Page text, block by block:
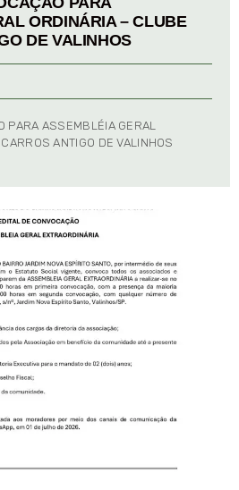
ORDINÁRIA – CLUBE
DE VALINHOS
PARA ASSEMBLÉIA GERAL
ANTIGO DE VALINHOS